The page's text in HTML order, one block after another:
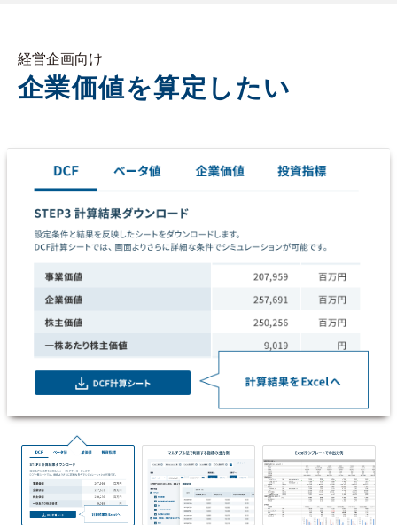
経営企画向け
企業価値を算定したい